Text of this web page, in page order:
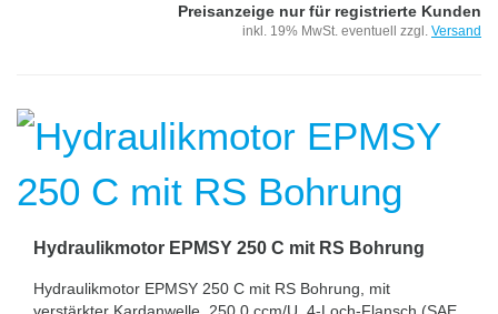
Preisanzeige nur für registrierte Kunden
inkl. 19% MwSt. eventuell zzgl. Versand
Hydraulikmotor EPMSY 250 C mit RS Bohrung
Hydraulikmotor EPMSY 250 C mit RS Bohrung, mit